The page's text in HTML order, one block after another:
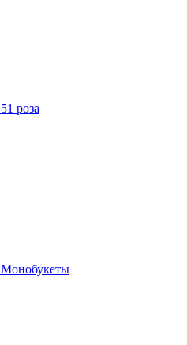
51 роза
Монобукеты